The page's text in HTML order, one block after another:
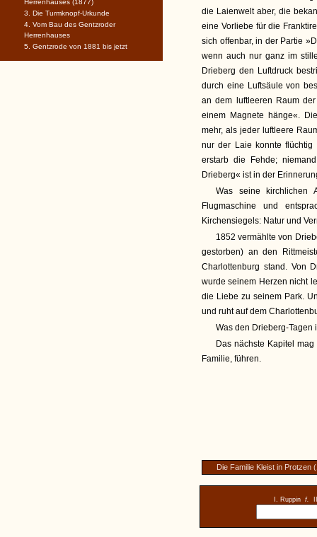
die Laienwelt aber, die
eine Vorliebe für die
sich offenbar, in der Partie
wenn auch nur ganz im
Drieberg den Luftdruck
durch eine Luftsäule von
an dem luftleeren Raum
einem Magnete hänge«.
mehr, als jeder luftleere
nur der Laie konnte flüchtig
erstarb die Fehde;
Drieberg« ist in der
Was seine kirchlichen
Flugmaschine und
Kirchensiegels: Natur und
1852 vermählte von
gestorben) an den
Charlottenburg stand. Von
wurde seinem Herzen nicht
die Liebe zu seinem Park.
und ruht auf dem
Was den Drieberg-Tagen
Das nächste Kapitel
Familie, führen.
Die Familie Kleist in Protzen
I. Ruppin f.
Herrenhauses (1877)
3. Die Turmknopf-Urkunde
4. Vom Bau des Gentzroder
Herrenhauses
5. Gentzrode von 1881 bis jetzt